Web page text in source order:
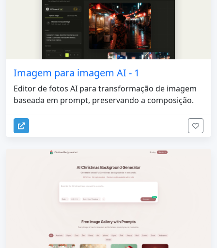
Imagem para imagem AI - 1
Editor de fotos AI para transformação de imagem
baseada em prompt, preservando a composição.